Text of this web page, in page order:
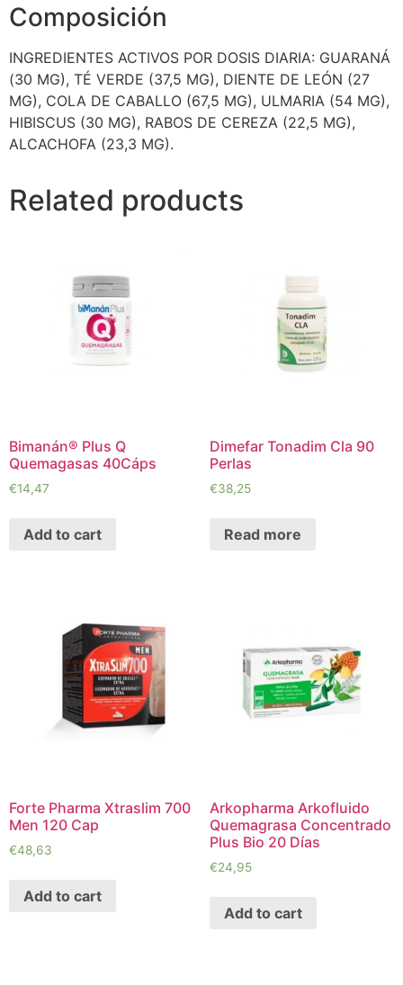
Composición
INGREDIENTES ACTIVOS POR DOSIS DIARIA: GUARANÁ
(30 MG), TÉ VERDE (37,5 MG), DIENTE DE LEÓN (27
MG), COLA DE CABALLO (67,5 MG), ULMARIA (54 MG),
HIBISCUS (30 MG), RABOS DE CEREZA (22,5 MG),
ALCACHOFA (23,3 MG).
Related products
Bimanán® Plus Q
Quemagasas 40Cáps
€14,47
Add to cart
Dimefar Tonadim Cla 90
Perlas
€38,25
Read more
Forte Pharma Xtraslim 700
Men 120 Cap
€48,63
Add to cart
Arkopharma Arkofluido
Quemagrasa Concentrado
Plus Bio 20 Días
€24,95
Add to cart